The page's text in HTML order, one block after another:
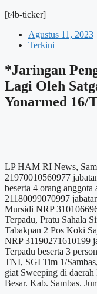
[t4b-ticker]
Agustus 11, 2023
Terkini
*Jaringan
Lagi Oleh
Yonarmed 16/
LP HAM RI News,
21970010560977
beserta 4 orang
21180099070997
Mursidi NRP
Terpadu, Pratu Sahala
Tabakpan 2 Pos Koki
NRP 31190271610199
Terpadu beserta 3
TNI, SGI Tim 1/
giat Sweeping di
Besar. Kab. Sambas.